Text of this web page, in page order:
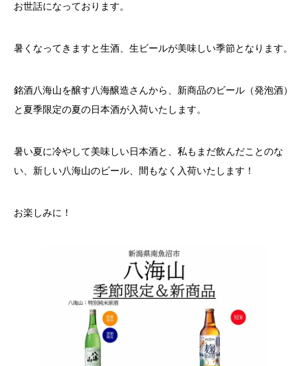
お世話になっております。
暑くなってきますと生酒、生ビールが美味しい季節となります。
銘酒八海山を醸す八海醸造さんから、新商品のビール（発泡酒）
と夏季限定の夏の日本酒が入荷いたします。
暑い夏に冷やして美味しい日本酒と、私もまだ飲んだことのな
い、新しい八海山のビール、間もなく入荷いたします！
お楽しみに！